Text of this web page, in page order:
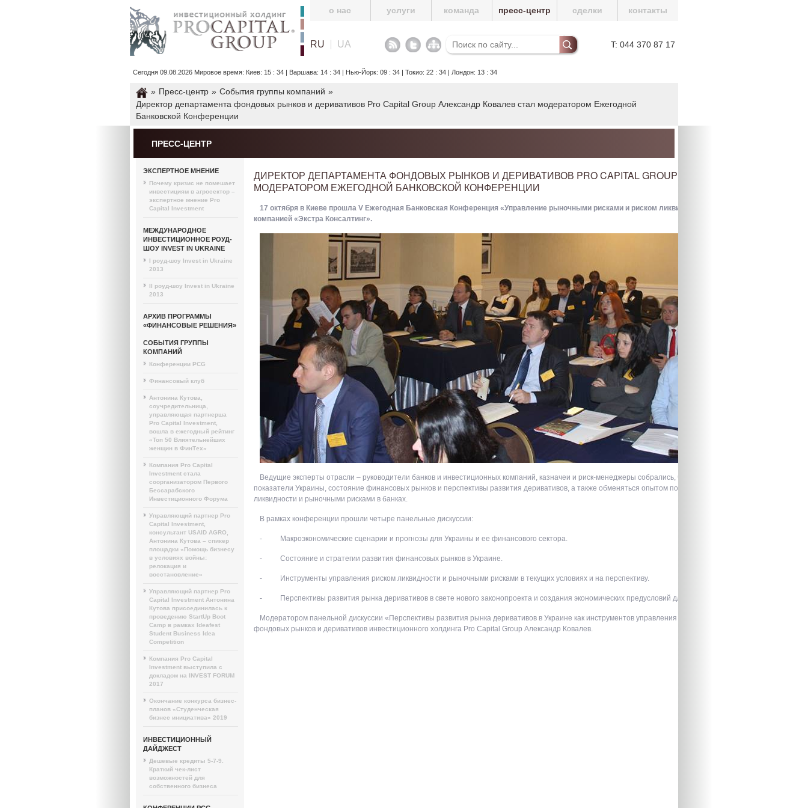
о нас услуги команда пресс-центр сделки контакты
RU UA T: 044 370 87 17
Сегодня 09.08.2026 Мировое время: Киев: 15 : 34 | Варшава: 14 : 34 | Нью-Йорк: 09 : 34 | Токио: 22 : 34 | Лондон: 13 : 34
» Пресс-центр » События группы компаний »
Директор департамента фондовых рынков и деривативов Pro Capital Group Александр Ковалев стал модератором Ежегодной
Банковской Конференции
ПРЕСС-ЦЕНТР
ЭКСПЕРТНОЕ МНЕНИЕ
Почему кризис не помешает
инвестициям в агросектор –
экспертное мнение Pro
Capital Investment
МЕЖДУНАРОДНОЕ
ИНВЕСТИЦИОННОЕ РОУД-
ШОУ INVEST IN UKRAINE
I роуд-шоу Invest in Ukraine
2013
II роуд-шоу Invest in Ukraine
2013
АРХИВ ПРОГРАММЫ
«ФИНАНСОВЫЕ РЕШЕНИЯ»
СОБЫТИЯ ГРУППЫ
КОМПАНИЙ
Конференции PCG
Финансовый клуб
Антонина Кутова,
соучредительница,
управляющая партнерша
Pro Capital Investment,
вошла в ежегодный рейтинг
«Топ 50 Влиятельнейших
женщин в ФинТех»
Компания Pro Capital
Investment стала
соорганизатором Первого
Бессарабского
Инвестиционного Форума
Управляющий партнер Pro
Capital Investment,
консультант USAID AGRO,
Антонина Кутова – спикер
площадки «Помощь бизнесу
в условиях войны:
релокация и
восстановление»
Управляющий партнер Pro
Capital Investment Антонина
Кутова присоединилась к
проведению StartUp Boot
Camp в рамках Ideafest
Student Business Idea
Competition
Компания Pro Capital
Investment выступила с
докладом на INVEST FORUM
2017
Окончание конкурса бизнес-
планов «Студенческая
бизнес инициатива» 2019
ИНВЕСТИЦИОННЫЙ
ДАЙДЖЕСТ
Дешевые кредиты 5-7-9.
Краткий чек-лист
возможностей для
собственного бизнеса
ДИРЕКТОР ДЕПАРТАМЕНТА ФОНДОВЫХ РЫНКОВ И ДЕРИВАТИВОВ PRO CAPITAL GROUP АЛЕКСАНДР КОВАЛЕВ
МОДЕРАТОРОМ ЕЖЕГОДНОЙ БАНКОВСКОЙ КОНФЕРЕНЦИИ
17 октября в Киеве прошла V Ежегодная Банковская Конференция «Управление рыночными рисками и риском ликвидности в банке», организованная
компанией «Экстра Консалтинг».
Ведущие эксперты отрасли – руководители банков и инвестиционных компаний, казначеи и риск-менеджеры собрались, чтобы обсудить макроэкономические
показатели Украины, состояние финансовых рынков и перспективы развития деривативов, а также обменяться опытом по эффективному управлению риском
ликвидности и рыночными рисками в банках.
В рамках конференции прошли четыре панельные дискуссии:
- Макроэкономические сценарии и прогнозы для Украины и ее финансового сектора.
- Состояние и стратегии развития финансовых рынков в Украине.
- Инструменты управления риском ликвидности и рыночными рисками в текущих условиях и на перспективу.
- Перспективы развития рынка деривативов в свете нового законопроекта и создания экономических предусловий для развития этого рынка.
Модератором панельной дискуссии «Перспективы развития рынка деривативов в Украине как инструментов управления рисками»выступил директор
фондовых рынков и деривативов инвестиционного холдинга Pro Capital Group Александр Ковалев.